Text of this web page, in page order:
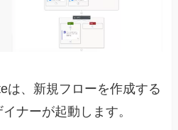
は、新規フローを作成する
ナーが起動します。